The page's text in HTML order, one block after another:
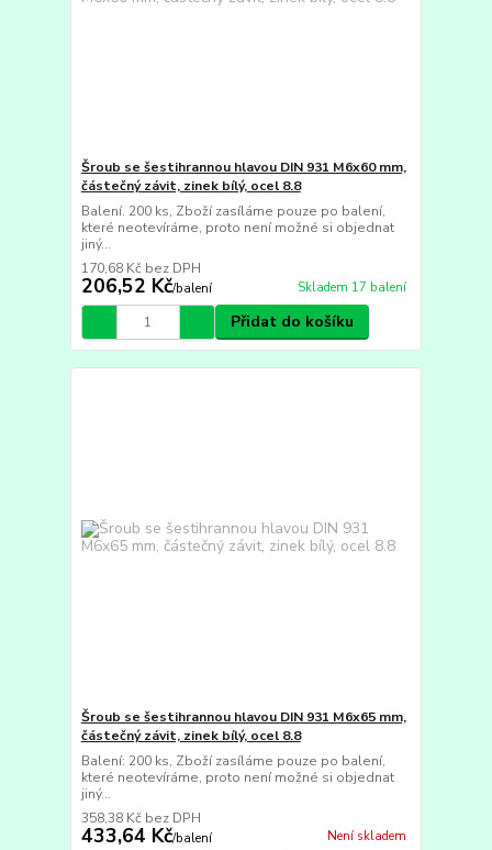
Šroub se šestihrannou hlavou DIN 931 M6x60 mm,
částečný závit, zinek bílý, ocel 8.8
Balení. 200 ks, Zboží zasíláme pouze po balení,
které neotevíráme, proto není možné si objednat
jiný...
206,52 Kč/balení
170,68 Kč bez DPH
Skladem 17 balení
Přidat do košíku
Šroub se šestihrannou hlavou DIN 931 M6x65 mm,
částečný závit, zinek bílý, ocel 8.8
Balení: 200 ks, Zboží zasíláme pouze po balení,
které neotevíráme, proto není možné si objednat
jiný...
433,64 Kč/balení
358,38 Kč bez DPH
Není skladem